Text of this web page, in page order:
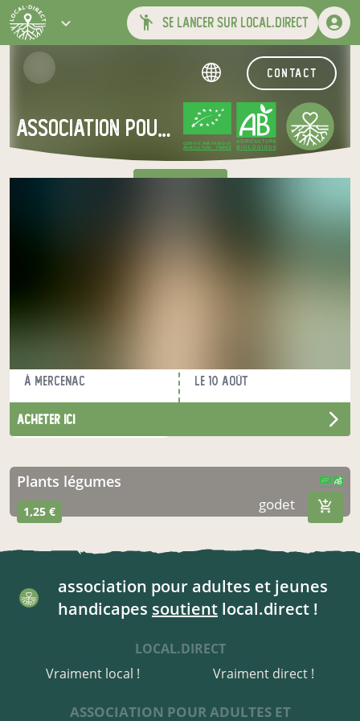
se lancer sur local.direct
contact
association pour adultes et jeunes handicapes
CERTIFIÉ PAR FR-BIO-01
AGRICULTURE FRANCE
à Mercenac
le 10 août
acheter ici
nos produits du moment
plants légumes
1,25 € godet
association pour adultes et jeunes
handicapes soutient local.direct !
LOCAL.DIRECT
Vraiment local !
Vraiment direct !
ASSOCIATION POUR ADULTES ET